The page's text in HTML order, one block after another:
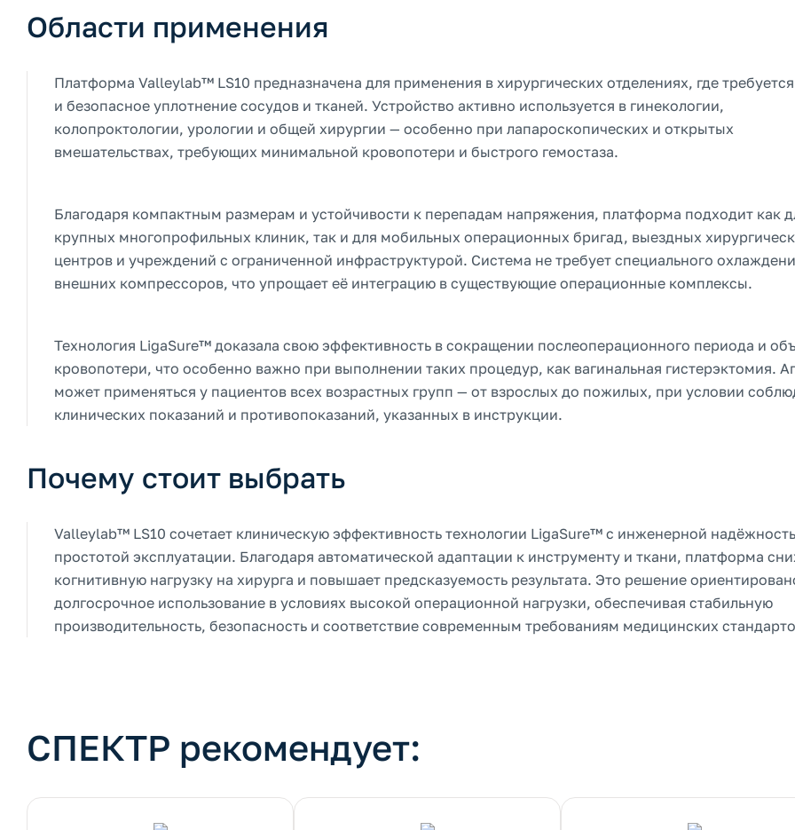
Области применения
Платформа Valleylab™ LS10 предназначена для применения в хирургических отделениях, где
и безопасное уплотнение сосудов и тканей. Устройство активно используется в гинекологии,
колопроктологии, урологии и общей хирургии — особенно при лапароскопических и открытых
вмешательствах, требующих минимальной кровопотери и быстрого гемостаза.
Благодаря компактным размерам и устойчивости к перепадам напряжения, платформа подходит как
крупных многопрофильных клиник, так и для мобильных операционных бригад, выездных
центров и учреждений с ограниченной инфраструктурой. Система не требует специального
внешних компрессоров, что упрощает её интеграцию в существующие операционные комплексы.
Технология LigaSure™ доказала свою эффективность в сокращении послеоперационного периода и
кровопотери, что особенно важно при выполнении таких процедур, как вагинальная гистерэктомия.
может применяться у пациентов всех возрастных групп — от взрослых до пожилых, при условии
клинических показаний и противопоказаний, указанных в инструкции.
Почему стоит выбрать
Valleylab™ LS10 сочетает клиническую эффективность технологии LigaSure™ с инженерной
простотой эксплуатации. Благодаря автоматической адаптации к инструменту и ткани, платформа
когнитивную нагрузку на хирурга и повышает предсказуемость результата. Это решение
долгосрочное использование в условиях высокой операционной нагрузки, обеспечивая стабильную
производительность, безопасность и соответствие современным требованиям медицинских
СПЕКТР рекомендует: